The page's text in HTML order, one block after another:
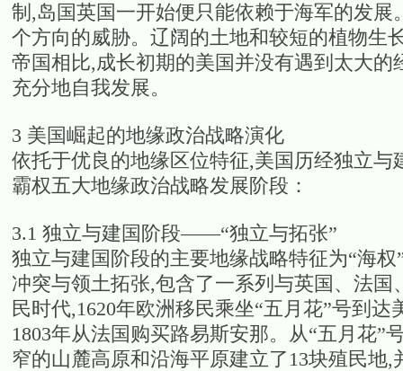
制,岛国英国一开始便只能依赖于海军的发
个方向的威胁。辽阔的土地和较短的植物生
帝国相比,成长初期的美国并没有遇到太大
充分地自我发展。
3 美国崛起的地缘政治战略演化
依托于优良的地缘区位特征,美国历经独立
霸权五大地缘政治战略发展阶段：
3.1 独立与建国阶段——“独立与拓张”
独立与建国阶段的主要地缘战略特征为“海
冲突与领土拓张,包含了一系列与英国、法
民时代,1620年欧洲移民乘坐“五月花”号到
1803年从法国购买路易斯安那。从“五月花
窄的山麓高原和沿海平原建立了13块殖民地